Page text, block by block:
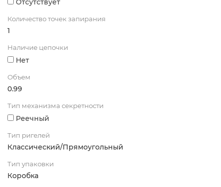
Количество точек запирания
1
Наличие цепочки
Нет
Объем
0.99
Тип механизма секретности
Реечный
Тип ригелей
Классический/Прямоугольный
Тип упаковки
Коробка